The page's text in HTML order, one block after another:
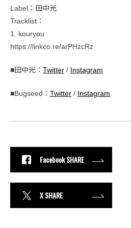
Label：田中光
Tracklist：
1. kouryou
https://linkco.re/arPHzcRz
■田中光： Twitter / Instagram
■Bugseed： Twitter / Instagram
Facebook SHARE
X SHARE